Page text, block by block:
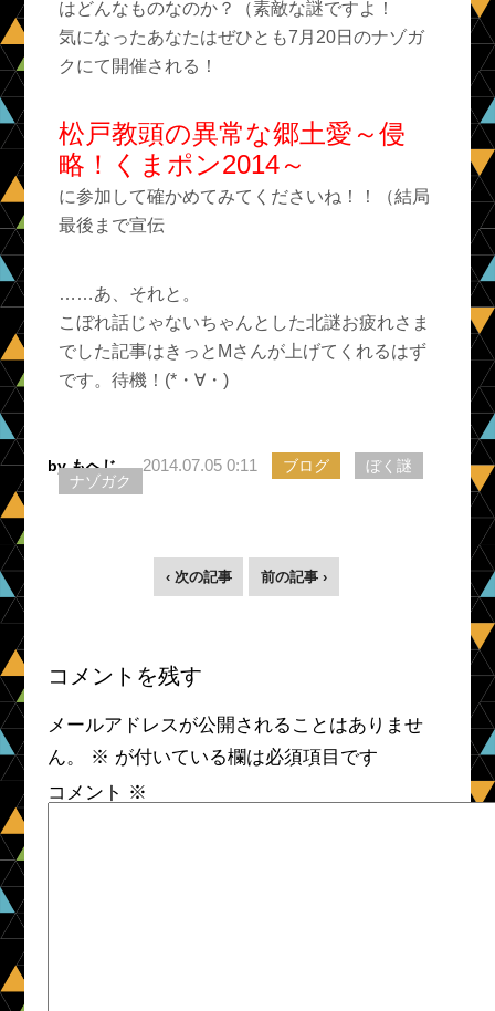
はどんなものなのか？（素敵な謎ですよ！
気になったあなたはぜひとも7月20日のナゾガ
クにて開催される！
松戸教頭の異常な郷土愛～侵
略！くまポン2014～
に参加して確かめてみてくださいね！！（結局
最後まで宣伝
……あ、それと。
こぼれ話じゃないちゃんとした北謎お疲れさま
でした記事はきっとMさんが上げてくれるはず
です。待機！(*・∀・)ゞ
by もへじ 2014.07.05 0:11 ブログ
ぼく謎
ナゾガク
‹ 次の記事 前の記事 ›
コメントを残す
メールアドレスが公開されることはありませ
ん。
※ が付いている欄は必須項目です
コメント ※